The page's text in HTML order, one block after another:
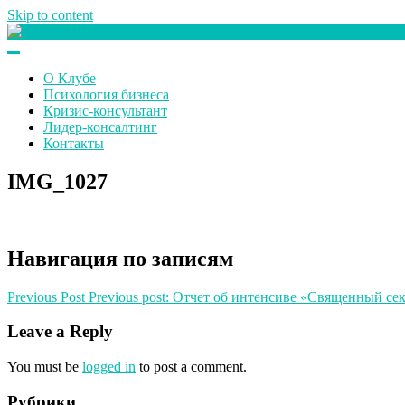
Skip to content
О Клубе
Психология бизнеса
Кризис-консультант
Лидер-консалтинг
Контакты
IMG_1027
Навигация по записям
Previous Post Previous post: Отчет об интенсиве «Священный
Leave a Reply
You must be logged in to post a comment.